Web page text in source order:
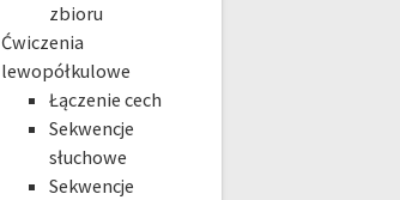
zbioru
Ćwiczenia
lewopółkulowe
Łączenie cech
Sekwencje
słuchowe
Sekwencje